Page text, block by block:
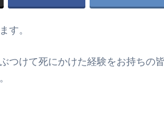
す。
つけて死にかけた経験をお持ちの